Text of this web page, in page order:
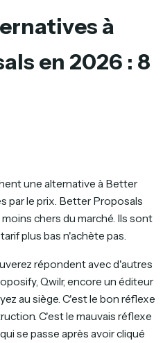
à
en 2026 : 8
une alternative à Better
par le prix. Better Proposals
chers du marché. Ils sont
plus bas n'achète pas.
répondent avec d'autres
Qwilr, encore un éditeur
au siège. C'est le bon réflexe
C'est le mauvais réflexe
se passe après avoir cliqué